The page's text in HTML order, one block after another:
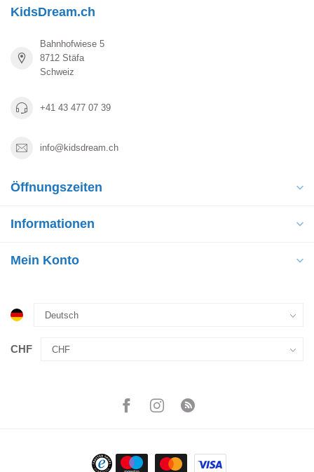
KidsDream.ch
Bahnhofwiese 5
8712 Stäfa
Schweiz
+41 43 477 07 39
info@kidsdream.ch
Öffnungszeiten
Informationen
Mein Konto
CHF